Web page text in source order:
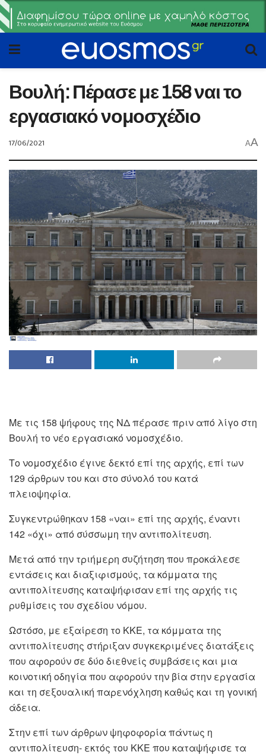
Βουλή: Πέρασε με 158 ναι το
εργασιακό νομοσχέδιο
17/06/2021 AA
Με τις 158 ψήφους της ΝΔ πέρασε πριν από λίγο στη
Βουλή το νέο εργασιακό νομοσχέδιο.
Το νομοσχέδιο έγινε δεκτό επί της αρχής, επί των
129 άρθρων του και στο σύνολό του κατά
πλειοψηφία.
Συγκεντρώθηκαν 158 «ναι» επί της αρχής, έναντι
142 «όχι» από σύσσωμη την αντιπολίτευση.
Μετά από την τριήμερη συζήτηση που προκάλεσε
εντάσεις και διαξιφισμούς, τα κόμματα της
αντιπολίτευσης καταψήφισαν επί της αρχής τις
ρυθμίσεις του σχεδίου νόμου.
Ωστόσο, με εξαίρεση το ΚΚΕ, τα κόμματα της
αντιπολίτευσης στήριξαν συγκεκριμένες διατάξεις
που αφορούν σε δύο διεθνείς συμβάσεις και μια
κοινοτική οδηγία που αφορούν την βία στην εργασία
και τη σεξουαλική παρενόχληση καθώς και τη γονική
άδεια.
Στην επί των άρθρων ψηφοφορία πάντως η
αντιπολίτευση- εκτός του ΚΚΕ που καταψήφισε τα